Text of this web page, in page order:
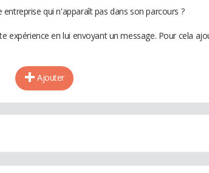
qui n'apparaît pas dans son parcours ?
expérience en lui envoyant un message. Pour cela
Ajouter